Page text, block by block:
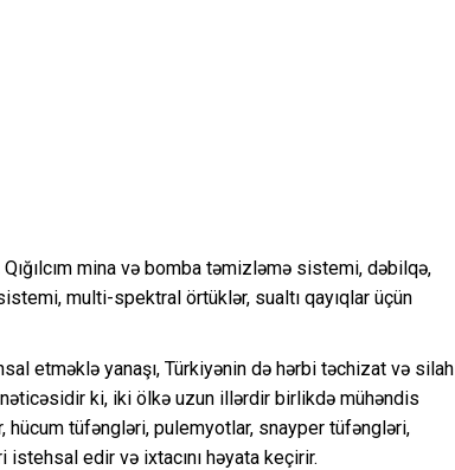
mina və bomba təmizləmə sistemi, dəbilqə,
multi-spektral örtüklər, sualtı qayıqlar üçün
etməklə yanaşı, Türkiyənin də hərbi təchizat və silah
ki, iki ölkə uzun illərdir birlikdə mühəndis
hücum tüfəngləri, pulemyotlar, snayper tüfəngləri,
edir və ixtacını həyata keçirir.